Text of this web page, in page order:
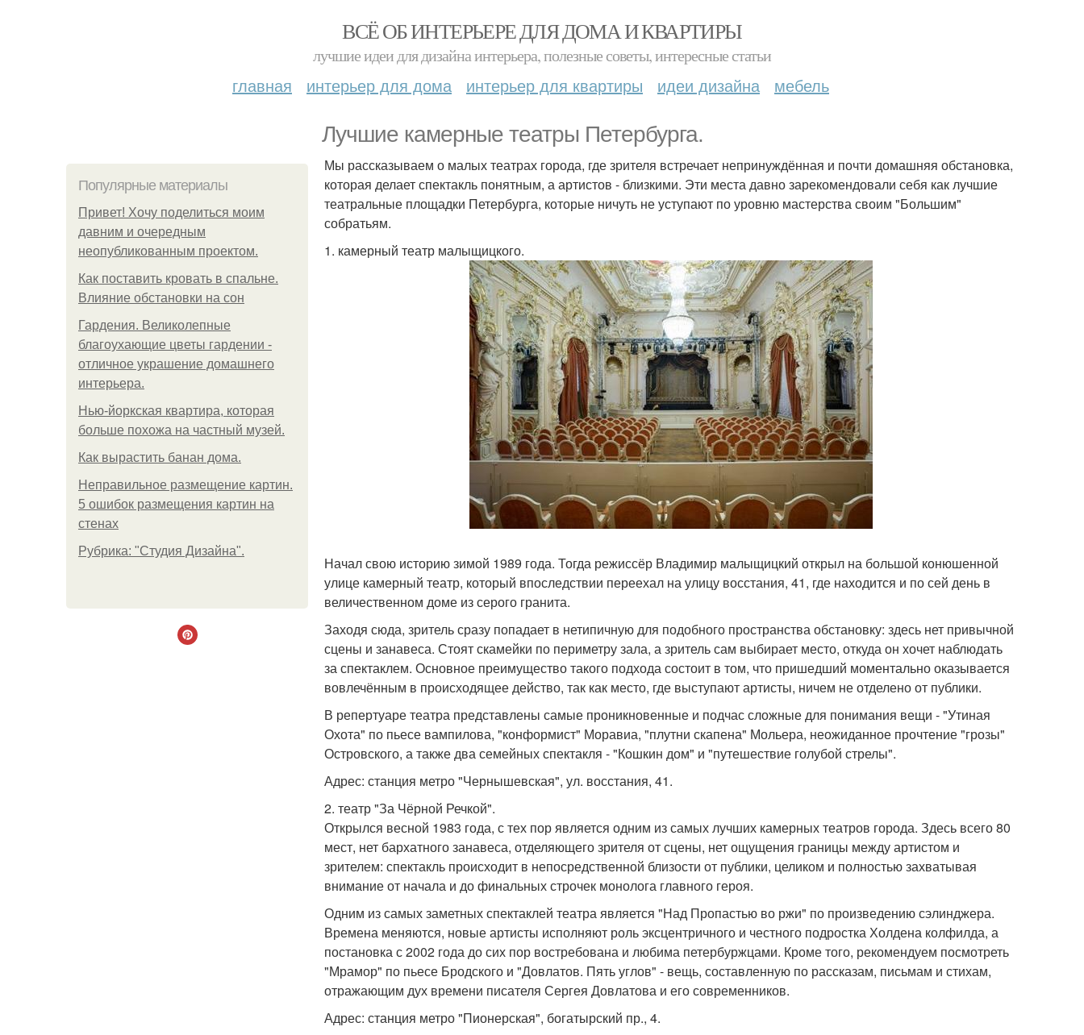
ВСЁ ОБ ИНТЕРЬЕРЕ ДЛЯ ДОМА И КВАРТИРЫ
лучшие идеи для дизайна интерьера, полезные советы, интересные статьи
главная интерьер для дома интерьер для квартиры идеи дизайна мебель
Лучшие камерные театры Петербурга.
Популярные материалы
Привет! Хочу поделиться моим
давним и очередным
неопубликованным проектом.
Как поставить кровать в спальне.
Влияние обстановки на сон
Гардения. Великолепные
благоухающие цветы гардении -
отличное украшение домашнего
интерьера.
Нью-йоркская квартира, которая
больше похожа на частный музей.
Как вырастить банан дома.
Неправильное размещение картин.
5 ошибок размещения картин на
стенах
Рубрика: "Студия Дизайна".
Мы рассказываем о малых театрах города, где зрителя встречает непринуждённая и почти домашняя обстановка,
которая делает спектакль понятным, а артистов - близкими. Эти места давно зарекомендовали себя как лучшие
театральные площадки Петербурга, которые ничуть не уступают по уровню мастерства своим "Большим"
собратьям.
1. камерный театр малыщицкого.
Начал свою историю зимой 1989 года. Тогда режиссёр Владимир малыщицкий открыл на большой конюшенной
улице камерный театр, который впоследствии переехал на улицу восстания, 41, где находится и по сей день в
величественном доме из серого гранита.
Заходя сюда, зритель сразу попадает в нетипичную для подобного пространства обстановку: здесь нет привычной
сцены и занавеса. Стоят скамейки по периметру зала, а зритель сам выбирает место, откуда он хочет наблюдать
за спектаклем. Основное преимущество такого подхода состоит в том, что пришедший моментально оказывается
вовлечённым в происходящее действо, так как место, где выступают артисты, ничем не отделено от публики.
В репертуаре театра представлены самые проникновенные и подчас сложные для понимания вещи - "Утиная
Охота" по пьесе вампилова, "конформист" Моравиа, "плутни скапена" Мольера, неожиданное прочтение "грозы"
Островского, а также два семейных спектакля - "Кошкин дом" и "путешествие голубой стрелы".
Адрес: станция метро "Чернышевская", ул. восстания, 41.
2. театр "За Чёрной Речкой".
Открылся весной 1983 года, с тех пор является одним из самых лучших камерных театров города. Здесь всего 80
мест, нет бархатного занавеса, отделяющего зрителя от сцены, нет ощущения границы между артистом и
зрителем: спектакль происходит в непосредственной близости от публики, целиком и полностью захватывая
внимание от начала и до финальных строчек монолога главного героя.
Одним из самых заметных спектаклей театра является "Над Пропастью во ржи" по произведению сэлинджера.
Времена меняются, новые артисты исполняют роль эксцентричного и честного подростка Холдена колфилда, а
постановка с 2002 года до сих пор востребована и любима петербуржцами. Кроме того, рекомендуем посмотреть
"Мрамор" по пьесе Бродского и "Довлатов. Пять углов" - вещь, составленную по рассказам, письмам и стихам,
отражающим дух времени писателя Сергея Довлатова и его современников.
Адрес: станция метро "Пионерская", богатырский пр., 4.